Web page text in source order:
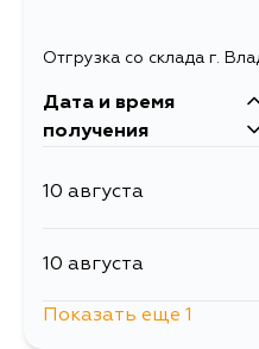
Отгрузка со склада г.
Дата и время
получения
10 августа
10 августа
Показать еще 1